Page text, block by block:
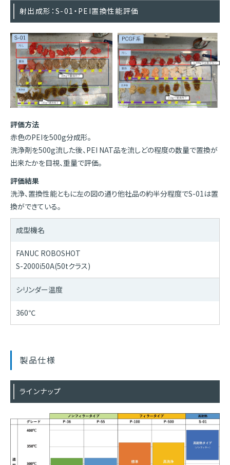
射出成形：S-01・PEI置換性能評価
評価方法
赤色のPEIを500g分成形。
洗浄剤を500g流した後、PEI NAT品を流しどの程度の数量で置換が
出来たかを目視、重量で評価。
評価結果
洗浄、置換性能ともに左の図の通り他社品の約半分程度でS-01は置
換ができている。
成型機名
FANUC ROBOSHOT
S-2000i50A(50tクラス)
シリンダー温度
360℃
製品仕様
ラインナップ